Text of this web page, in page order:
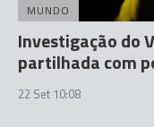
MUNDO
Investigação do
partilhada com
22 Set 10:08